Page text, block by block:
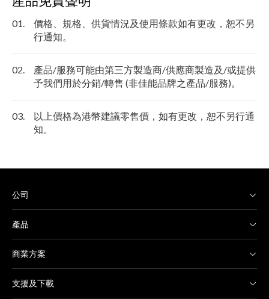
01.
價格、規格、供貨情況及使用條款如有更改，恕不另
行通知。
02.
產品/服務可能由第三方製造商/供應商製造及/或提供
予我們用於分銷/轉售 (非佳能品牌之產品/服務)。
03.
以上價格為港幣建議零售價，如有更改，恕不另行通
知。
公司
產品
商業方案
支援及下載